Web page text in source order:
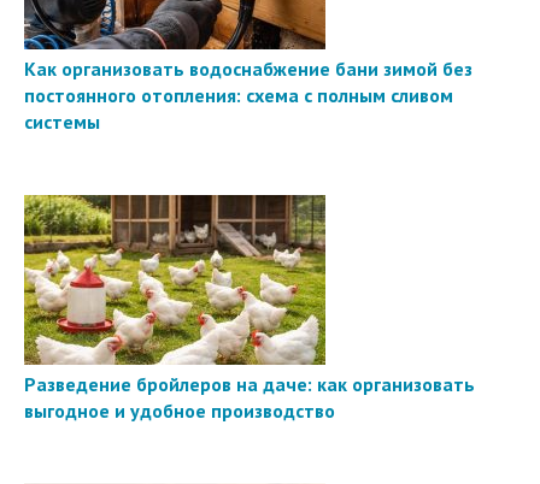
Как организовать водоснабжение бани зимой без
постоянного отопления: схема с полным сливом
системы
Разведение бройлеров на даче: как организовать
выгодное и удобное производство